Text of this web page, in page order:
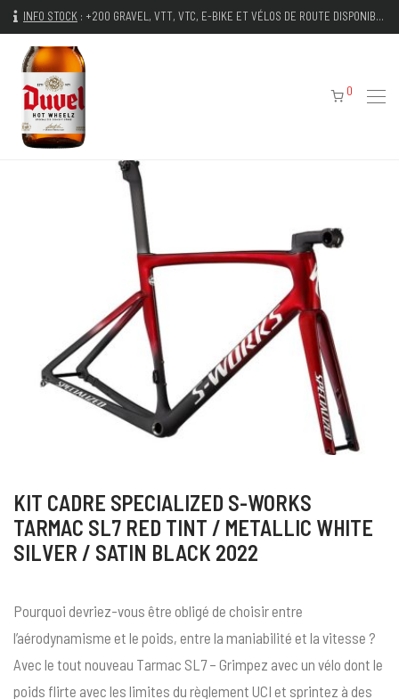
INFO STOCK : +200 GRAVEL, VTT, VTC, E-BIKE ET VÉLOS DE ROUTE DISPONIBLES IMMÉDIATEMENT
0
KIT CADRE SPECIALIZED S-WORKS
TARMAC SL7 RED TINT / METALLIC WHITE
SILVER / SATIN BLACK 2022
Pourquoi devriez-vous être obligé de choisir entre
l’aérodynamisme et le poids, entre la maniabilité et la vitesse ?
Avec le tout nouveau Tarmac SL7 – Grimpez avec un vélo dont le
poids flirte avec les limites du règlement UCI et sprintez à des